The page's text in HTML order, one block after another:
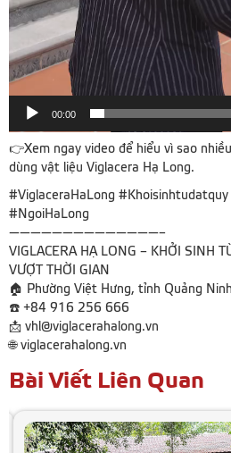
00:00
👉Xem ngay video để hiểu vì sao
dùng vật liệu Viglacera Hạ Long.
#ViglaceraHaLong
#NgoiHaLong
——————————————–
VIGLACERA HẠ LONG – KHỞI SINH
VƯỢT THỜI GIAN
🏠 Phường Việt Hưng, tỉnh Quảng Ninh
☎️ +84 916 256 666
📩 vhl@viglacerahalong.vn
🌐 viglacerahalong.vn
Bài Viết Liên Quan